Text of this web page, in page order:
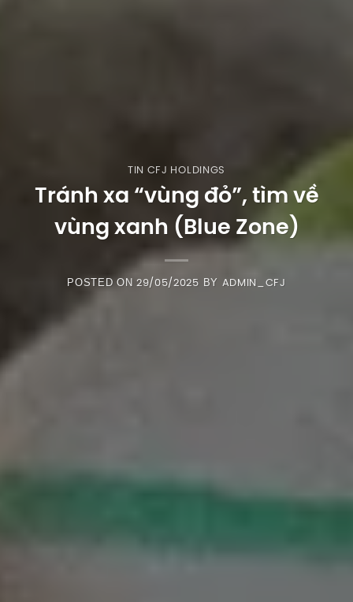
TIN CFJ HOLDINGS
Tránh xa “vùng đỏ”, tìm về
vùng xanh (Blue Zone)
POSTED ON29/05/2025 BY ADMIN_CFJ